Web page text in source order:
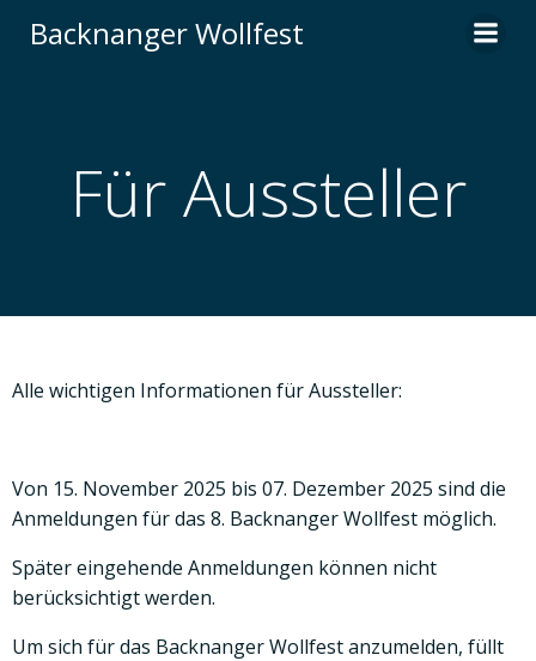
Inhalt
Backnanger Wollfest
Für Aussteller
Alle wichtigen Informationen für Aussteller:
Von 15. November 2025 bis 07. Dezember 2025 sind die
Anmeldungen für das 8. Backnanger Wollfest möglich.
Später eingehende Anmeldungen können nicht
berücksichtigt werden.
Um sich für das Backnanger Wollfest anzumelden, füllt